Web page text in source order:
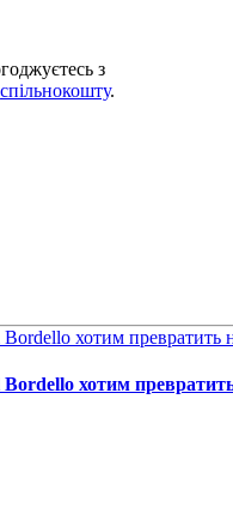
з
спільнокошту.
хотим